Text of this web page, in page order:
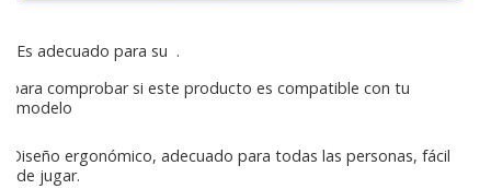
Es adecuado para su .
para comprobar si este producto es compatible con tu
modelo
Diseño ergonómico, adecuado para todas las personas, fácil
de jugar.